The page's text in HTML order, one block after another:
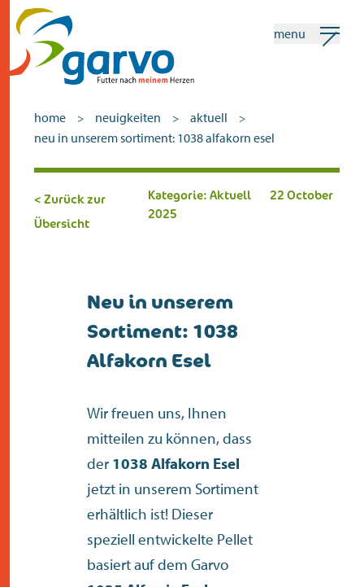
home
geschäfte
neuigkeiten
kontakt
menu
home > neuigkeiten > aktuell >
neu in unserem sortiment: 1038 alfakorn esel
< Zurück zur
Übersicht
Kategorie: Aktuell
22 October
2025
Neu in unserem
Sortiment: 1038
Alfakorn Esel
Wir freuen uns, Ihnen
mitteilen zu können, dass
der 1038 Alfakorn Esel
jetzt in unserem Sortiment
erhältlich ist! Dieser
speziell entwickelte Pellet
basiert auf dem Garvo